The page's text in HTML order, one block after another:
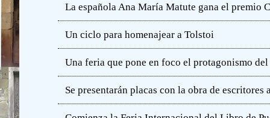
La española Ana María Matute gana el premio
Un ciclo para homenajear a Tolstoi
Una feria que pone en foco el protagonismo
Se presentarán placas con la obra de escritores